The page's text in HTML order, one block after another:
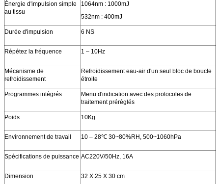
Énergie d'impulsion simple
au tissu
1064nm : 1000mJ
532nm : 400mJ
Durée d'impulsion 6 NS
Répétez la fréquence 1 – 10Hz
Mécanisme de
refroidissement
Refroidissement eau-air d'un seul bloc de boucle
étroite
Programmes intégrés
Menu d'indication avec des protocoles de
traitement préréglés
Poids 10Kg
Environnement de travail 10 – 28℃ 30~80%RH, 500~1060hPa
Spécifications de puissance AC220V/50Hz, 16A
Dimension 32 X.25 X 30 cm